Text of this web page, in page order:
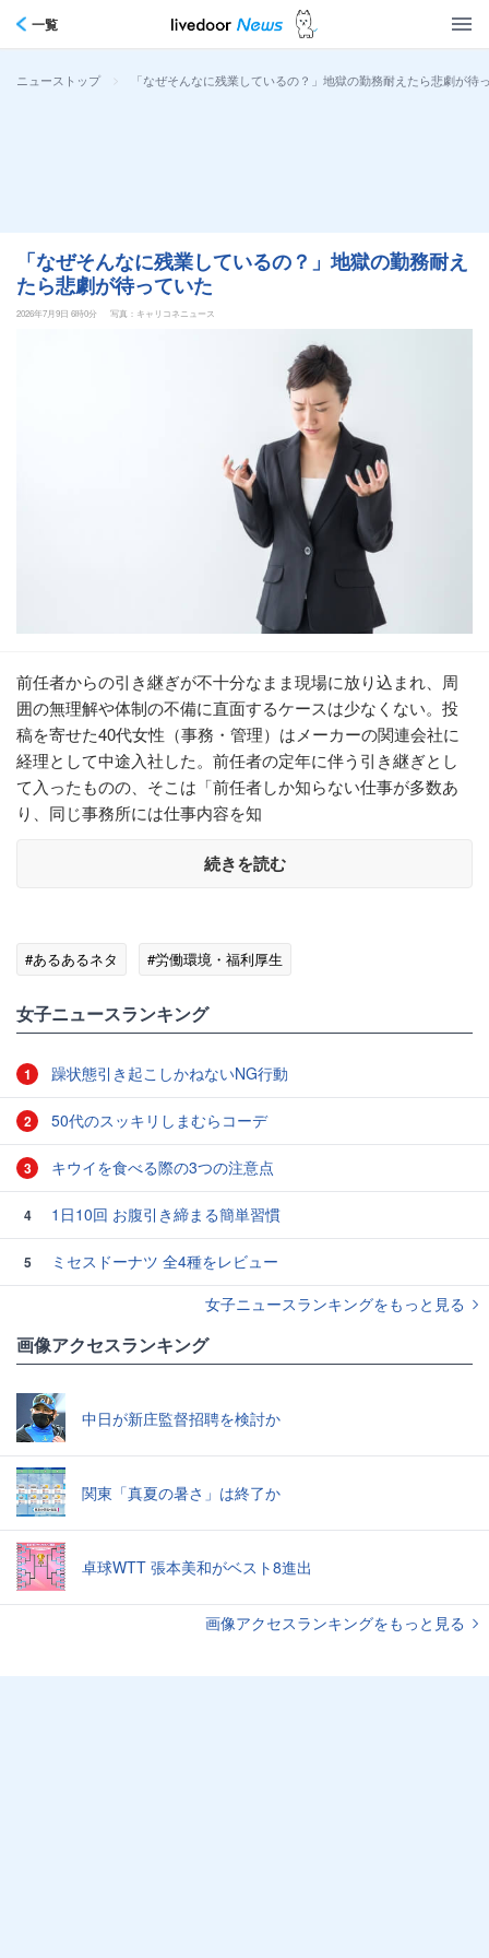
一覧
ニューストップ > 「なぜそんなに残業しているの？」地獄の勤務耐えたら悲劇が待
「なぜそんなに残業しているの？」地獄の勤務耐え
たら悲劇が待っていた
2026年7月9日 6時0分 写真：キャリコネニュース
前任者からの引き継ぎが不十分なまま現場に放り込まれ、周
囲の無理解や体制の不備に直面するケースは少なくない。投
稿を寄せた40代女性（事務・管理）はメーカーの関連会社に
経理として中途入社した。前任者の定年に伴う引き継ぎとし
て入ったものの、そこは「前任者しか知らない仕事が多数あ
り、同じ事務所には仕事内容を知
続きを読む
#あるあるネタ #労働環境・福利厚生
女子ニュースランキング
1 躁状態引き起こしかねないNG行動
2 50代のスッキリしまむらコーデ
3 キウイを食べる際の3つの注意点
4 1日10回 お腹引き締まる簡単習慣
5
ミセスドーナツ 全4種をレビュー
女子ニュースランキングをもっと見る
画像アクセスランキング
中日が新庄監督招聘を検討か
関東「真夏の暑さ」は終了か
卓球WTT 張本美和がベスト8進出
画像アクセスランキングをもっと見る